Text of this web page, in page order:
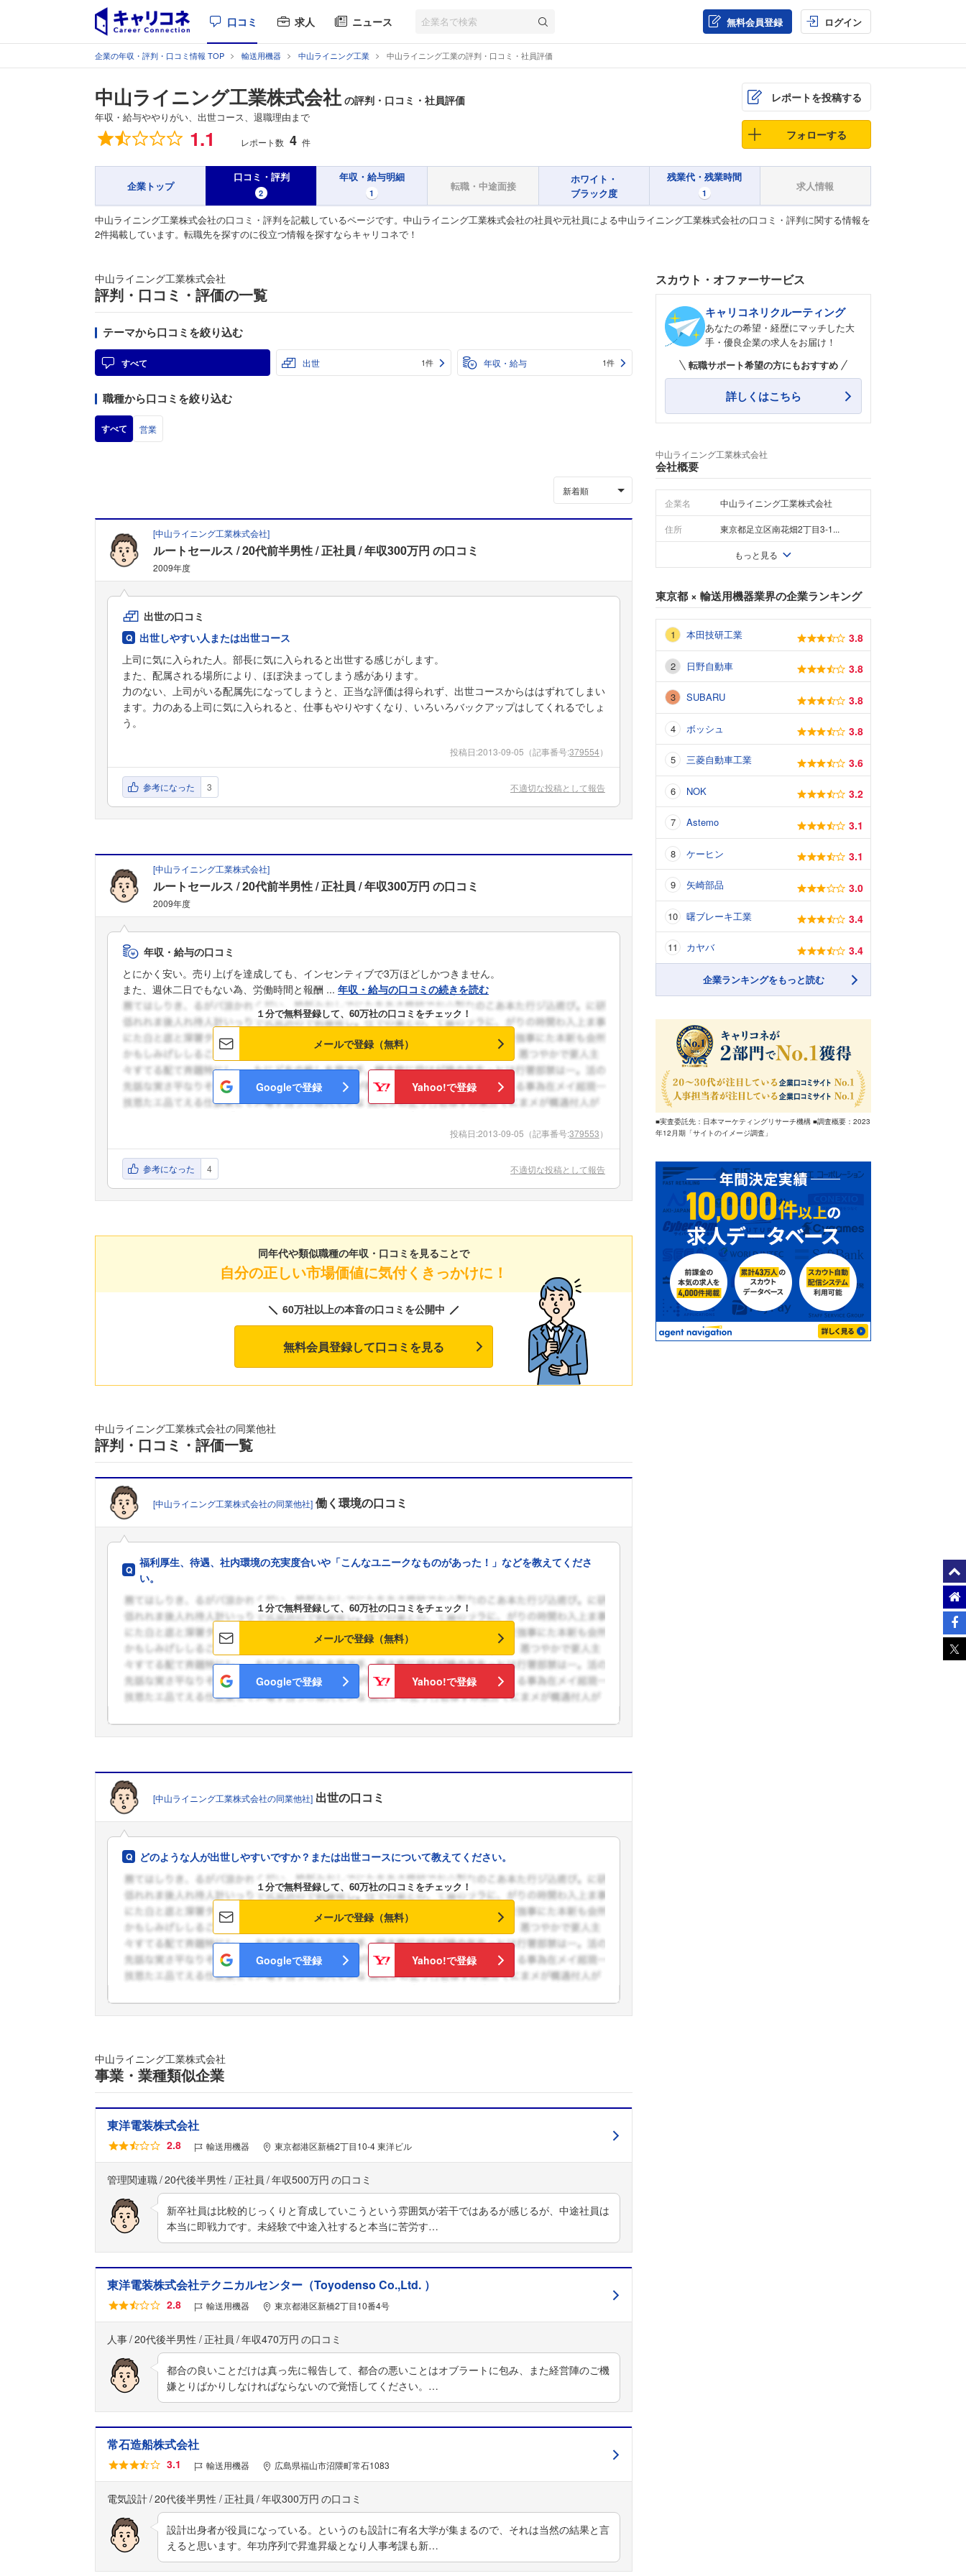
口コミ 求人 ニュース 無料会員登録 ログイン
企業の年収・評判・口コミ情報 TOP 輸送用機器 中山ライニング工業 中山ライニング工業の評判・口コミ・社員評価
中山ライニング工業株式会社 の評判・口コミ・社員評価
年収・給与ややりがい、出世コース、退職理由まで
総合評価 1.1 レポート数 4 件
レポートを投稿する
フォローする
企業トップ
口コミ・評判
2
年収・給与明細
1
転職・中途面接
ホワイト・
ブラック度
残業代・残業時間
1
求人情報
中山ライニング工業株式会社の口コミ・評判を記載しているページです。中山ライニング工業株式会社の社員や元社員による中山ライニング工業株式会社の口コミ・評判に関する情報を
2件掲載しています。転職先を探すのに役立つ情報を探すならキャリコネで！
フォローしました
こちらの企業もフォローしませんか？
中山ライニング工業株式会社
評判・口コミ・評価の一覧
テーマから口コミを絞り込む
すべて 出世 1件 年収・給与 1件
職種から口コミを絞り込む
すべて 営業
新着順
[中山ライニング工業株式会社]
ルートセールス 20代前半男性 正社員 年収300万円 の口コミ
2009年度
出世の口コミ
出世しやすい人または出世コース
上司に気に入られた人。部長に気に入られると出世する感じがします。
また、配属される場所により、ほぼ決まってしまう感があります。
力のない、上司がいる配属先になってしまうと、正当な評価は得られず、出世コースからははずれてしまい
ます。力のある上司に気に入られると、仕事もやりやすくなり、いろいろバックアップはしてくれるでしょ
う。
投稿日:2013-09-05 （記事番号:379554）
参考になった 3 不適切な投稿として報告
[中山ライニング工業株式会社]
ルートセールス 20代前半男性 正社員 年収300万円 の口コミ
2009年度
年収・給与の口コミ
とにかく安い。売り上げを達成しても、インセンティブで3万ほどしかつきません。
また、週休二日でもない為、労働時間と報酬 ... 年収・給与の口コミの続きを読む
１分で無料登録して、60万社の口コミをチェック！
メールで登録（無料）
Googleで登録 Yahoo!で登録
投稿日:2013-09-05 （記事番号:379553）
参考になった 4 不適切な投稿として報告
同年代や類似職種の年収・口コミを見ることで
自分の正しい市場価値に気付くきっかけに！
60万社以上の本音の口コミを公開中
無料会員登録して口コミを見る
中山ライニング工業株式会社の同業他社
評判・口コミ・評価一覧
[中山ライニング工業株式会社の同業他社] 働く環境の口コミ
福利厚生、待遇、社内環境の充実度合いや「こんなユニークなものがあった！」などを教えてくださ
い。
１分で無料登録して、60万社の口コミをチェック！
メールで登録（無料）
Googleで登録 Yahoo!で登録
[中山ライニング工業株式会社の同業他社] 出世の口コミ
どのような人が出世しやすいですか？または出世コースについて教えてください。
１分で無料登録して、60万社の口コミをチェック！
メールで登録（無料）
Googleで登録 Yahoo!で登録
中山ライニング工業株式会社
事業・業種類似企業
東洋電装株式会社
2.8 輸送用機器 東京都港区新橋2丁目10-4 東洋ビル
管理関連職 20代後半男性 正社員 年収500万円
新卒社員は比較的じっくりと育成していこうという雰囲気が若干ではあるが感じるが、中途社員は
本当に即戦力です。未経験で中途入社すると本当に苦労す…
東洋電装株式会社テクニカルセンター（Toyodenso Co.,Ltd. ）
2.8 輸送用機器 東京都港区新橋2丁目10番4号
人事 20代後半男性 正社員 年収470万円
都合の良いことだけは真っ先に報告して、都合の悪いことはオブラートに包み、また経営陣のご機
嫌とりばかりしなければならないので覚悟してください。…
常石造船株式会社
3.1 輸送用機器 広島県福山市沼隈町常石1083
電気設計 20代後半男性 正社員 年収300万円
設計出身者が役員になっている。というのも設計に有名大学が集まるので、それは当然の結果と言
えると思います。年功序列で昇進昇級となり人事考課も新…
スカウト・オファーサービス
キャリコネリクルーティング
あなたの希望・経歴にマッチした大
手・優良企業の求人をお届け！
転職サポート希望の方にもおすすめ
詳しくはこちら
中山ライニング工業株式会社
会社概要
企業名 中山ライニング工業株式会社
住所 東京都足立区南花畑2丁目3-1...
もっと見る
東京都 × 輸送用機器業界の企業ランキング
本田技研工業 3.8
日野自動車 3.8
SUBARU 3.8
ボッシュ 3.8
三菱自動車工業 3.6
NOK 3.2
Astemo 3.1
ケーヒン 3.1
矢崎部品 3.0
曙ブレーキ工業 3.4
カヤバ 3.4
企業ランキングをもっと読む
■実査委託先：日本マーケティングリサーチ機構 ■調査概要：2023
年12月期「サイトのイメージ調査」